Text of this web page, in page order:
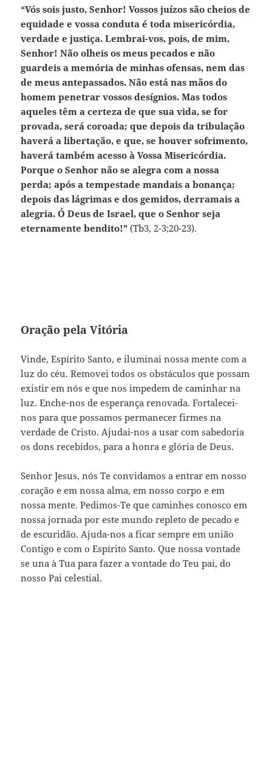
“Vós sois justo, Senhor! Vossos juízos são cheios de
equidade e vossa conduta é toda misericórdia,
verdade e justiça. Lembrai-vos, pois, de mim,
Senhor! Não olheis os meus pecados e não
guardeis a memória de minhas ofensas, nem das
de meus antepassados. Não está nas mãos do
homem penetrar vossos desígnios. Mas todos
aqueles têm a certeza de que sua vida, se for
provada, será coroada; que depois da tribulação
haverá a libertação, e que, se houver sofrimento,
haverá também acesso à Vossa Misericórdia.
Porque o Senhor não se alegra com a nossa
perda; após a tempestade mandais a bonança;
depois das lágrimas e dos gemidos, derramais a
alegria. Ó Deus de Israel, que o Senhor seja
eternamente bendito!” (Tb3, 2-3;20-23).
Oração pela Vitória
Vinde, Espírito Santo, e iluminai nossa mente com a
luz do céu. Removei todos os obstáculos que possam
existir em nós e que nos impedem de caminhar na
luz. Enche-nos de esperança renovada. Fortalecei-
nos para que possamos permanecer firmes na
verdade de Cristo. Ajudai-nos a usar com sabedoria
os dons recebidos, para a honra e glória de Deus.
Senhor Jesus, nós Te convidamos a entrar em nosso
coração e em nossa alma, em nosso corpo e em
nossa mente. Pedimos-Te que caminhes conosco em
nossa jornada por este mundo repleto de pecado e
de escuridão. Ajuda-nos a ficar sempre em união
Contigo e com o Espírito Santo. Que nossa vontade
se una à Tua para fazer a vontade do Teu pai, do
nosso Pai celestial.